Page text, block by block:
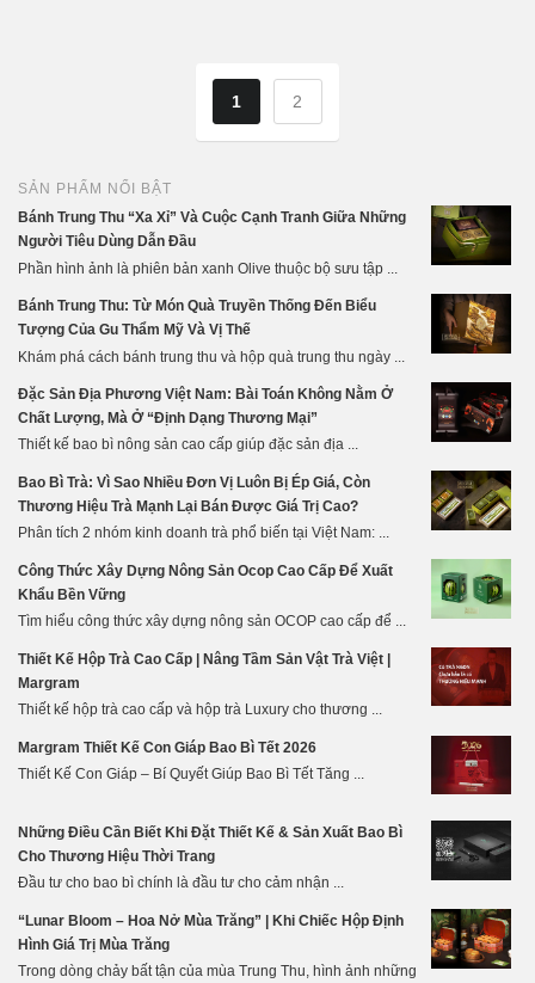
1 2
SẢN PHẨM NỔI BẬT
Bánh Trung Thu “Xa Xỉ” Và Cuộc Cạnh Tranh Giữa Những
Người Tiêu Dùng Dẫn Đầu
Phần hình ảnh là phiên bản xanh Olive thuộc bộ sưu tập ...
Bánh Trung Thu: Từ Món Quà Truyền Thống Đến Biểu
Tượng Của Gu Thẩm Mỹ Và Vị Thế
Khám phá cách bánh trung thu và hộp quà trung thu ngày ...
Đặc Sản Địa Phương Việt Nam: Bài Toán Không Nằm Ở
Chất Lượng, Mà Ở “Định Dạng Thương Mại”
Thiết kế bao bì nông sản cao cấp giúp đặc sản địa ...
Bao Bì Trà: Vì Sao Nhiều Đơn Vị Luôn Bị Ép Giá, Còn
Thương Hiệu Trà Mạnh Lại Bán Được Giá Trị Cao?
Phân tích 2 nhóm kinh doanh trà phổ biến tại Việt Nam: ...
Công Thức Xây Dựng Nông Sản Ocop Cao Cấp Để Xuất
Khẩu Bền Vững
Tìm hiểu công thức xây dựng nông sản OCOP cao cấp để ...
Thiết Kế Hộp Trà Cao Cấp | Nâng Tầm Sản Vật Trà Việt |
Margram
Thiết kế hộp trà cao cấp và hộp trà Luxury cho thương ...
Margram Thiết Kế Con Giáp Bao Bì Tết 2026
Thiết Kế Con Giáp – Bí Quyết Giúp Bao Bì Tết Tăng ...
Những Điều Cần Biết Khi Đặt Thiết Kế & Sản Xuất Bao Bì
Cho Thương Hiệu Thời Trang
Đầu tư cho bao bì chính là đầu tư cho cảm nhận ...
“Lunar Bloom – Hoa Nở Mùa Trăng” | Khi Chiếc Hộp Định
Hình Giá Trị Mùa Trăng
Trong dòng chảy bất tận của mùa Trung Thu, hình ảnh những